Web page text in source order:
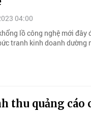
04:00
lồ công nghệ mới
tranh kinh doanh dường
thu quảng